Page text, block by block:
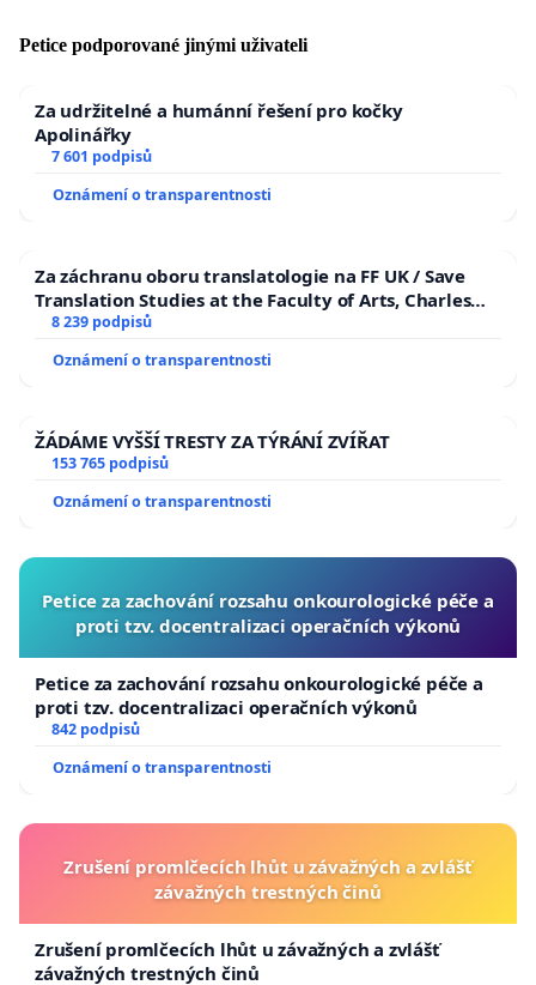
Petice podporované jinými uživateli
Za udržitelné a humánní řešení pro kočky
Apolinářky
7 601 podpisů
Oznámení o transparentnosti
Za záchranu oboru translatologie na FF UK / Save
Translation Studies at the Faculty of Arts, Charles
University
8 239 podpisů
Oznámení o transparentnosti
ŽÁDÁME VYŠŠÍ TRESTY ZA TÝRÁNÍ ZVÍŘAT
153 765 podpisů
Oznámení o transparentnosti
Petice za zachování rozsahu onkourologické péče a
proti tzv. docentralizaci operačních výkonů
Petice za zachování rozsahu onkourologické péče a
proti tzv. docentralizaci operačních výkonů
842 podpisů
Oznámení o transparentnosti
Zrušení promlčecích lhůt u závažných a zvlášť
závažných trestných činů
Zrušení promlčecích lhůt u závažných a zvlášť
závažných trestných činů